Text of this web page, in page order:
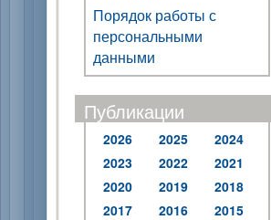
Порядок работы с
персональными
данными
Публикации
2026 2025
2024
2023
2022
2021
2020
2019
2018
2017
2016
2015